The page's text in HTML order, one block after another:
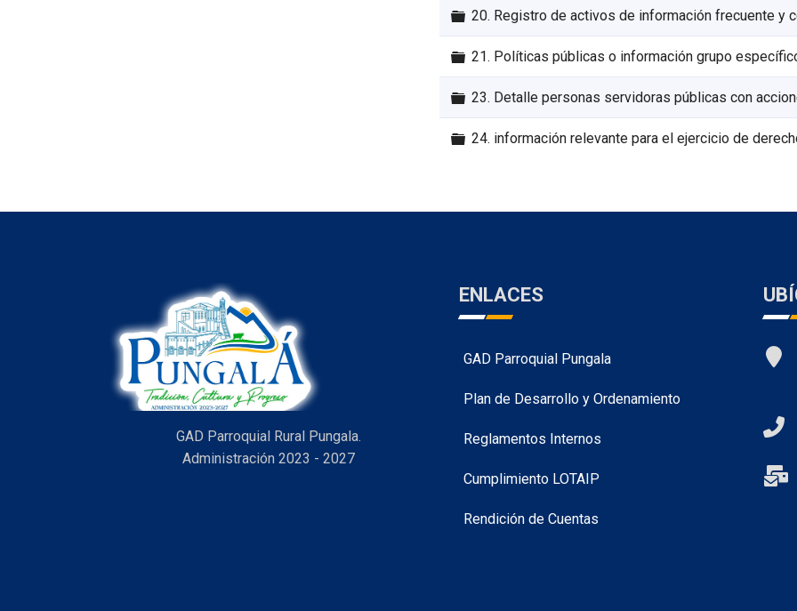
Carpeta
20. Registro de activos de información frecuente y
Carpeta
21. Políticas públicas o información grupo
Carpeta
23. Detalle personas servidoras públicas con
Carpeta
24. información relevante para el ejercicio de
GAD Parroquial Rural Pungala.
Administración 2023 - 2027
ENLACES
GAD Parroquial Pungala
Plan de Desarrollo y Ordenamiento
Reglamentos Internos
Cumplimiento LOTAIP
Rendición de Cuentas